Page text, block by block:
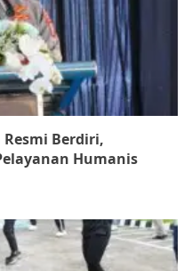
Berdiri,
Humanis